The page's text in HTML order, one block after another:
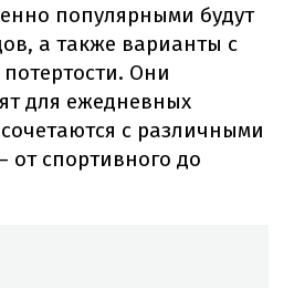
популярными будут
а также варианты с
Они
для ежедневных
с различными
от спортивного до